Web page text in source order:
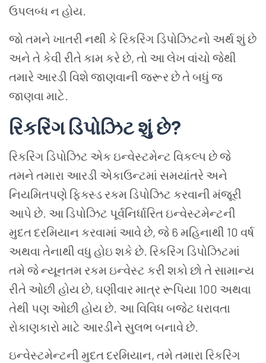
ઉપલબ્ધ ન હોય.
જો તમને ખાતરી નથી કે રિકરિંગ ડિપોઝિટનો અર્થ શું છે
અને તે કેવી રીતે કામ કરે છે, તો આ લેખ વાંચો જેથી
તમારે આરડી વિશે જાણવાની જરૂર છે તે બધું જ
જાણવા માટે.
રિકરિંગ ડિપોઝિટ શું છે?
રિકરિંગ ડિપોઝિટ એક ઇન્વેસ્ટમેન્ટ વિકલ્પ છે જે
તમને તમારા આરડી એકાઉન્ટમાં સમયાંતરે અને
નિયમિતપણે ફિક્સ્ડ રકમ ડિપોઝિટ કરવાની મંજૂરી
આપે છે. આ ડિપોઝિટ પૂર્વનિર્ધારિત ઇન્વેસ્ટમેન્ટની
મુદત દરમિયાન કરવામાં આવે છે, જે 6 મહિનાથી 10 વર્ષ
અથવા તેનાથી વધુ હોઇ શકે છે. રિકરિંગ ડિપોઝિટમાં
તમે જે ન્યૂનતમ રકમ ઇન્વેસ્ટ કરી શકો છો તે સામાન્ય
રીતે ઓછી હોય છે, ઘણીવાર માત્ર રૂપિયા 100 અથવા
તેથી પણ ઓછી હોય છે. આ વિવિધ બજેટ ધરાવતા
રોકાણકારો માટે આરડીને સુલભ બનાવે છે.
ઇન્વેસ્ટમેન્ટની મુદત દરમિયાન, તમે તમારા રિકરિંગ